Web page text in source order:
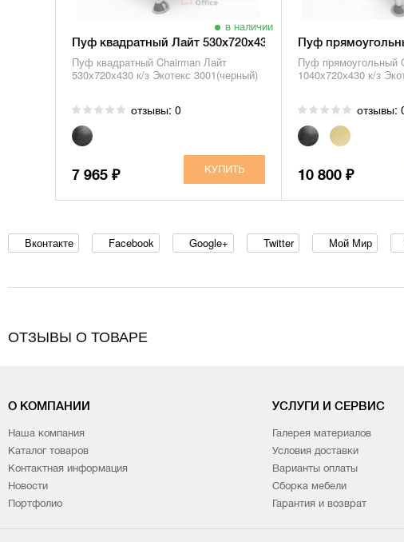
в наличии
Пуф квадратный Лайт 530х720х430
Пуф квадратный Chairman Лайт
530х720х430 к/з Экотекс 3001(черный)
отзывы: 0
7 965 ₽
Пуф
Пуф прямоугольный
1040х720х430 к/з
отзывы:
10 800 ₽
Вконтакте Facebook Google+ Twitter Мой Мир
ОТЗЫВЫ О ТОВАРЕ
О КОМПАНИИ
Наша компания
Каталог товаров
Контактная информация
Новости
Портфолио
УСЛУГИ И СЕРВИС
Галерея материалов
Условия доставки
Варианты оплаты
Сборка мебели
Гарантия и возврат